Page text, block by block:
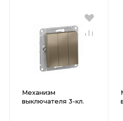
Механизм
выключателя 3-кл.